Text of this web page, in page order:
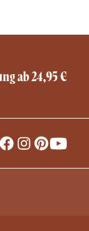
ab 24,95 €